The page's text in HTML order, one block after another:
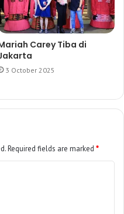
Carey Tiba di
3 October 2025
Required fields are marked *